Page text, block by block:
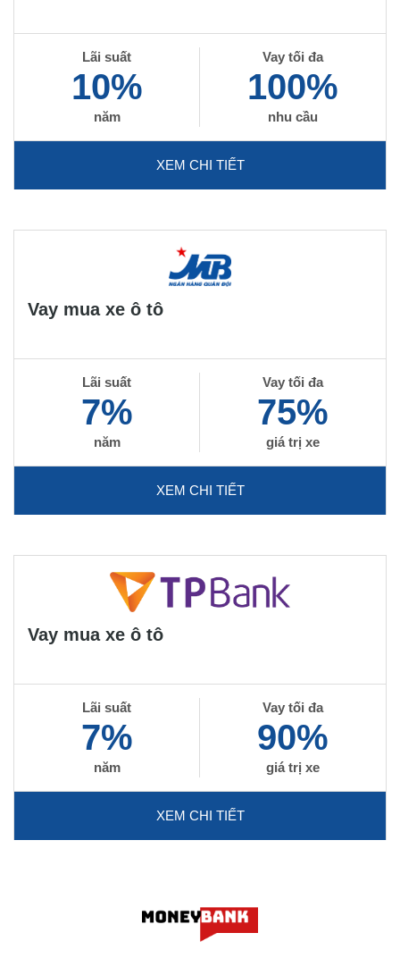
Lãi suất
10%
năm
Vay tối đa
100%
nhu cầu
XEM CHI TIẾT
Vay mua xe ô tô
Lãi suất
7%
năm
Vay tối đa
75%
giá trị xe
XEM CHI TIẾT
Vay mua xe ô tô
Lãi suất
7%
năm
Vay tối đa
90%
giá trị xe
XEM CHI TIẾT